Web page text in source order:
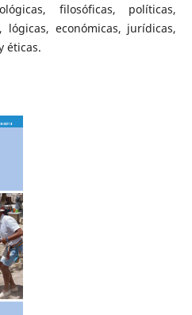
filosóficas, políticas,
lógicas, económicas, jurídicas,
éticas.